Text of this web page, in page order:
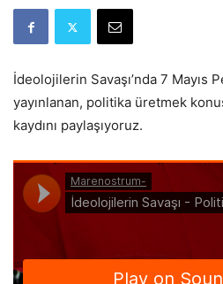
İdeolojilerin Savaşı’nda 7 Mayıs
yayınlanan, politika üretmek
kaydını paylaşıyoruz.